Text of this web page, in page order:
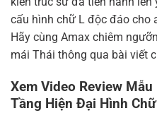
cấu hình chữ L độc đáo cho
Hãy cùng Amax chiêm
mái Thái thông qua bài viết
Xem Video Review
Tầng Hiện Đại Hình